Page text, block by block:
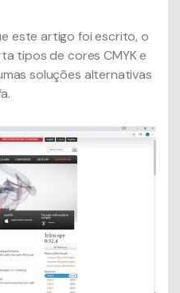
este artigo foi escrito, o
tipos de cores CMYK e
soluções alternativas